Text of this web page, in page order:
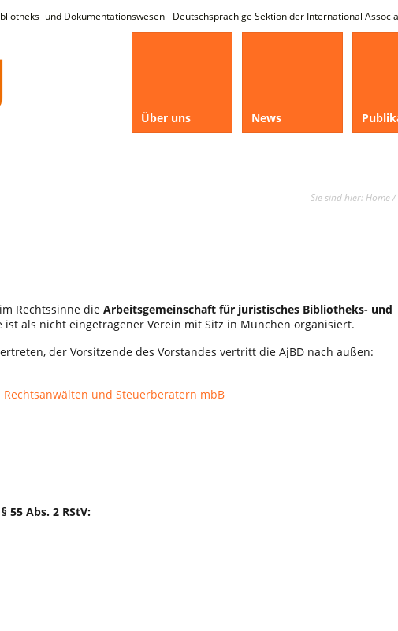
und Dokumentationswesen - Deutschsprachige Sektion der International
Über uns News
Sie sind hier: Home/
Rechtssinne die Arbeitsgemeinschaft für juristisches Bibliotheks- und
ist als nicht eingetragener Verein mit Sitz in München organisiert.
der Vorsitzende des Vorstandes vertritt die AjBD nach außen:
Rechtsanwälten und Steuerberatern mbB
Abs. 2 RStV: